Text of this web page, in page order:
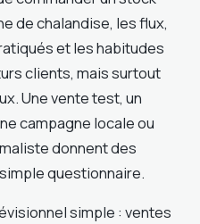
de chalandise, les flux,
et les habitudes
clients, mais surtout
Une vente test, un
campagne locale ou
donnent des
questionnaire.
simple : ventes